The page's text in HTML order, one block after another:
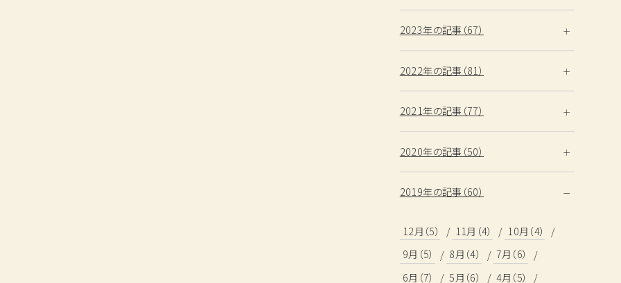
2023年の記事（67）
2022年の記事（81）
2021年の記事（77）
2020年の記事（50）
2019年の記事（60）
12月（5） 11月（4）
10月（4）
9月（5）
8月（4）
7月（6）
6月（7）
5月（6）
4月（5）